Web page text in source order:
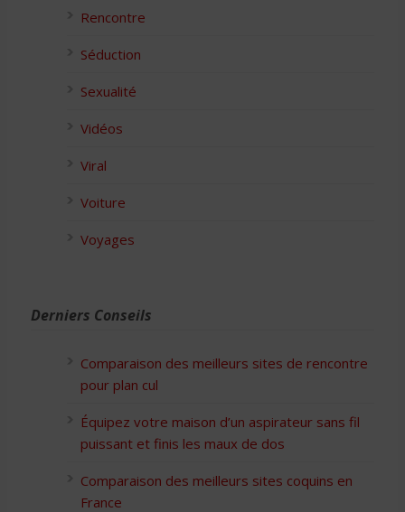
Rencontre
Séduction
Sexualité
Vidéos
Viral
Voiture
Voyages
Derniers Conseils
Comparaison des meilleurs sites de rencontre
pour plan cul
Équipez votre maison d’un aspirateur sans fil
puissant et finis les maux de dos
Comparaison des meilleurs sites coquins en
France